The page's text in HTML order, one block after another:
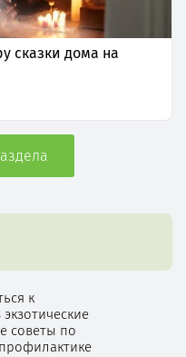
сказки дома на
к
советы по